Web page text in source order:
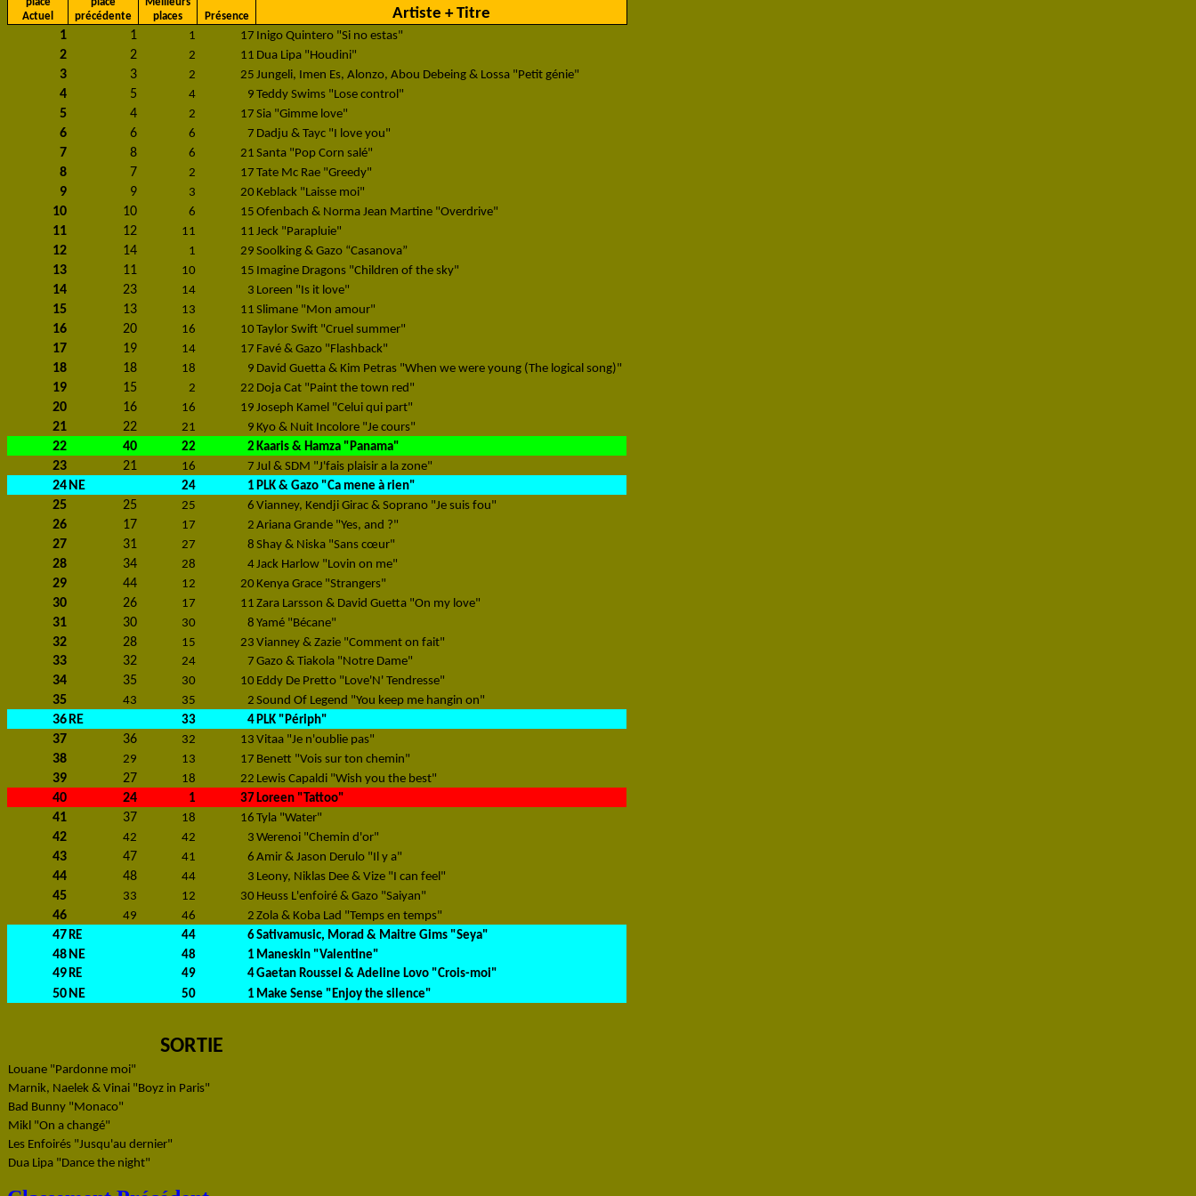
Actuel
précédente
places
Présence Artiste + Titre
1 1 1 17 Inigo Quintero "Si no estas"
2 2 2 11 Dua Lipa "Houdini"
3 3 2 25 Jungeli, Imen Es, Alonzo, Abou Debeing & Lossa "Petit génie"
4 5 4 9 Teddy Swims "Lose control"
5 4 2 17 Sia "Gimme love"
6 6 6 7 Dadju & Tayc "I love you"
7 8 6 21 Santa "Pop Corn salé"
8 7 2 17 Tate Mc Rae "Greedy"
9 9 3 20 Keblack "Laisse moi"
10 10 6 15 Ofenbach & Norma Jean Martine "Overdrive"
11 12 11 11 Jeck "Parapluie"
12 14 1 29 Soolking & Gazo “Casanova”
13 11 10 15 Imagine Dragons "Children of the sky"
14 23 14 3 Loreen "Is it love"
15 13 13 11 Slimane "Mon amour"
16 20 16 10Taylor Swift "Cruel summer"
17 19 14 17 Favé & Gazo "Flashback"
18 18 18 9 David Guetta & Kim Petras "When we were young (The logical song)"
19 15 2 22 Doja Cat "Paint the town red"
20 16 16 19 Joseph Kamel "Celui qui part"
21 22 21 9 Kyo & Nuit Incolore "Je cours"
22 40 22 2 Kaaris & Hamza "Panama"
23 21 16 7 Jul & SDM "J'fais plaisir a la zone"
24 NE 24 1 PLK & Gazo "Ca mene à rien"
25 25 25 6 Vianney, Kendji Girac & Soprano "Je suis fou"
26 17 17 2 Ariana Grande "Yes, and ?"
27 31 27 8 Shay & Niska "Sans cœur"
28 34 28 4Jack Harlow "Lovin on me"
29 44 12 20 Kenya Grace "Strangers"
30 26 17 11 Zara Larsson & David Guetta "On my love"
31 30 30 8 Yamé "Bécane"
32 28 15 23 Vianney & Zazie "Comment on fait"
33 32 24 7 Gazo & Tiakola "Notre Dame"
34 35 30 10 Eddy De Pretto "Love'N' Tendresse"
35 43 35 2 Sound Of Legend "You keep me hangin on"
36 RE 33 4PLK "Périph"
37 36 32 13 Vitaa "Je n'oublie pas"
38 29 13 17 Benett "Vois sur ton chemin"
39 27 18 22 Lewis Capaldi "Wish you the best"
40 24 1 37 Loreen "Tattoo"
41 37 18 16 Tyla "Water"
42 42 42 3 Werenoi "Chemin d'or"
43 47 41 6 Amir & Jason Derulo "Il y a"
44 48 44 3 Leony, Niklas Dee & Vize "I can feel"
45 33 12 30 Heuss L'enfoiré & Gazo "Saiyan"
46 49 46 2 Zola & Koba Lad "Temps en temps"
47RE 44 6Sativamusic, Morad & Maitre Gims "Seya"
48 NE 48 1 Maneskin "Valentine"
49RE 49 4Gaetan Roussel & Adeline Lovo "Crois-moi"
50 NE 50 1 Make Sense "Enjoy the silence"
SORTIE
Louane "Pardonne moi"
Marnik, Naelek & Vinai "Boyz in Paris"
Bad Bunny "Monaco"
Mikl "On a changé"
Les Enfoirés "Jusqu'au dernier"
Dua Lipa "Dance the night"